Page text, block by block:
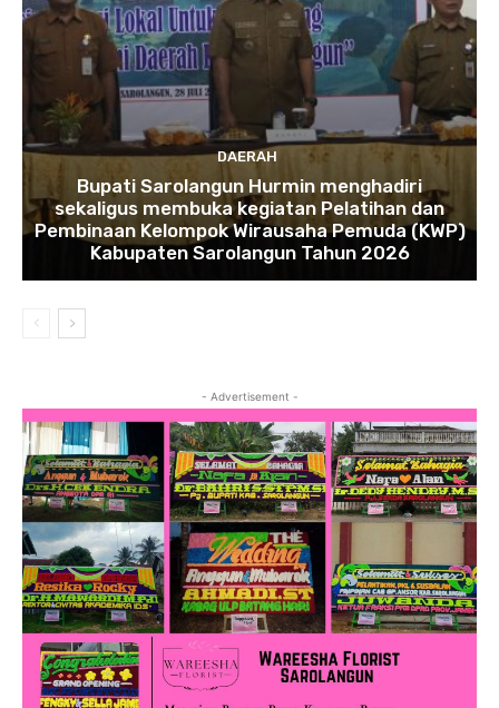
DAERAH
Bupati Sarolangun Hurmin menghadiri
sekaligus membuka kegiatan Pelatihan dan
Pembinaan Kelompok Wirausaha Pemuda (KWP)
Kabupaten Sarolangun Tahun 2026
- Advertisement -